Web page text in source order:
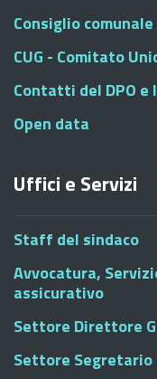
Consiglio
CUG - Comitato
Contatti del DPO
Open data
Uffici e Servizi
Staff del sindaco
Avvocatura,
assicurativo
Settore Direttore
Settore Segretario